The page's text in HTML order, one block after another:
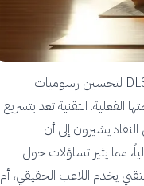
قبل سبعة أيام فقط، أطلقت شركة NVIDIA تقنيتها المتطورة DLSS 5 لتحسين رسوميات
الفعلية. التقنية تعد بتسريع
يشيرون إلى أن
مما يثير تساؤلات حول
يخدم اللاعب الحقيقي، أم